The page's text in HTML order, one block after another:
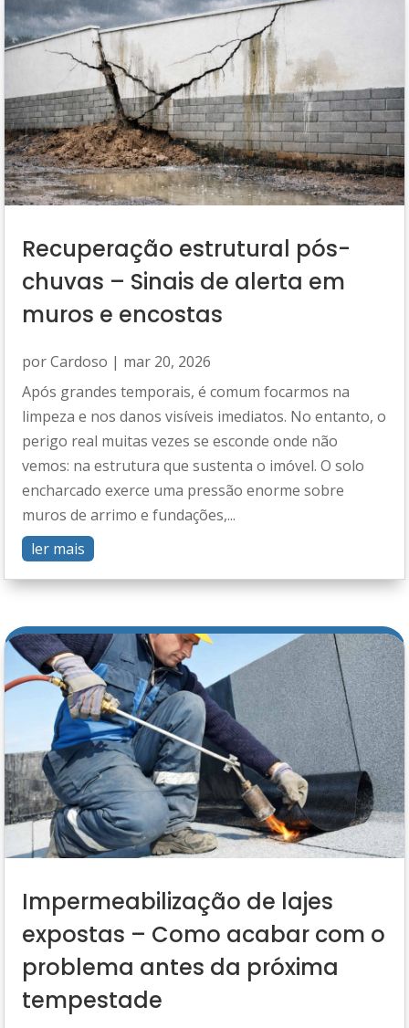
Recuperação estrutural pós-
chuvas – Sinais de alerta em
muros e encostas
porCardoso | mar 20, 2026
Após grandes temporais, é comum focarmos na
limpeza e nos danos visíveis imediatos. No entanto, o
perigo real muitas vezes se esconde onde não
vemos: na estrutura que sustenta o imóvel. O solo
encharcado exerce uma pressão enorme sobre
muros de arrimo e fundações,...
ler mais
Impermeabilização de lajes
expostas – Como acabar com o
problema antes da próxima
tempestade